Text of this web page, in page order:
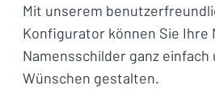
Mit unserem
Konfigurator können Sie Ihre
Namensschilder ganz einfach
Wünschen gestalten.